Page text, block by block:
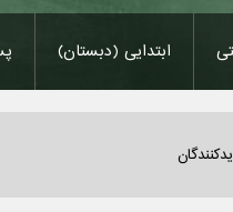
ابتدایی (دبستان)